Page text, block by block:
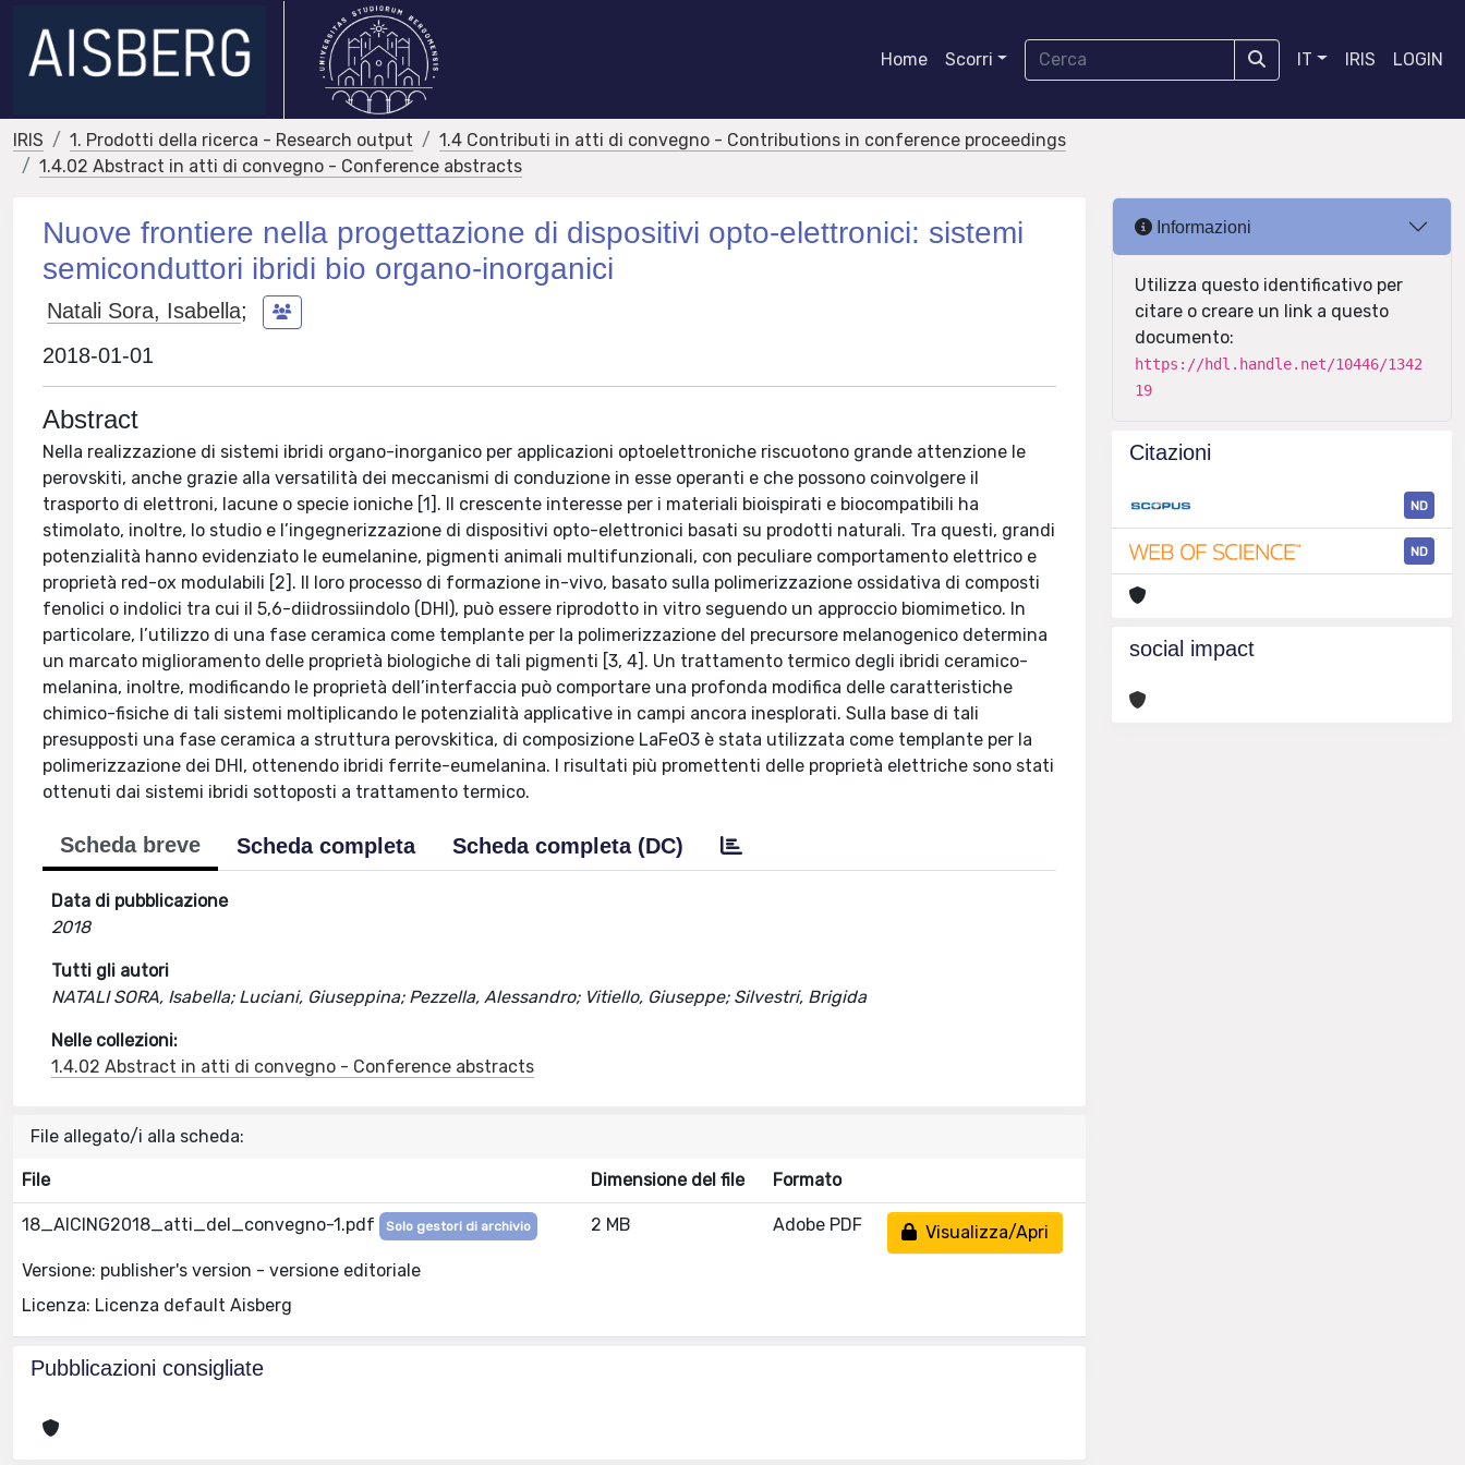
Home Scorri IT IRIS LOGIN
IRIS 1. Prodotti della ricerca - Research output
1.4 Contributi in atti di convegno - Contributions in conference proceedings
1.4.02 Abstract in atti di convegno - Conference abstracts
Nuove frontiere nella progettazione di dispositivi opto-elettronici: sistemi
semiconduttori ibridi bio organo-inorganici
Natali Sora, Isabella;
2018-01-01
Abstract
Nella realizzazione di sistemi ibridi organo-inorganico per applicazioni optoelettroniche riscuotono grande attenzione le
perovskiti, anche grazie alla versatilità dei meccanismi di conduzione in esse operanti e che possono coinvolgere il
trasporto di elettroni, lacune o specie ioniche [1]. Il crescente interesse per i materiali bioispirati e biocompatibili ha
stimolato, inoltre, lo studio e l’ingegnerizzazione di dispositivi opto-elettronici basati su prodotti naturali. Tra questi, grandi
potenzialità hanno evidenziato le eumelanine, pigmenti animali multifunzionali, con peculiare comportamento elettrico e
proprietà red-ox modulabili [2]. Il loro processo di formazione in-vivo, basato sulla polimerizzazione ossidativa di composti
fenolici o indolici tra cui il 5,6-diidrossiindolo (DHI), può essere riprodotto in vitro seguendo un approccio biomimetico. In
particolare, l’utilizzo di una fase ceramica come templante per la polimerizzazione del precursore melanogenico determina
un marcato miglioramento delle proprietà biologiche di tali pigmenti [3, 4]. Un trattamento termico degli ibridi ceramico-
melanina, inoltre, modificando le proprietà dell’interfaccia può comportare una profonda modifica delle caratteristiche
chimico-fisiche di tali sistemi moltiplicando le potenzialità applicative in campi ancora inesplorati. Sulla base di tali
presupposti una fase ceramica a struttura perovskitica, di composizione LaFeO3 è stata utilizzata come templante per la
polimerizzazione dei DHI, ottenendo ibridi ferrite-eumelanina. I risultati più promettenti delle proprietà elettriche sono stati
ottenuti dai sistemi ibridi sottoposti a trattamento termico.
Scheda breve Scheda completa Scheda completa (DC)
Data di pubblicazione
2018
Tutti gli autori
NATALI SORA, Isabella; Luciani, Giuseppina; Pezzella, Alessandro; Vitiello, Giuseppe; Silvestri, Brigida
Nelle collezioni:
1.4.02 Abstract in atti di convegno - Conference abstracts
File allegato/i alla scheda:
File Dimensione del file Formato
18_AICING2018_atti_del_convegno-1.pdf Solo gestori di archivio
Versione: publisher's version - versione editoriale
Licenza: Licenza default Aisberg
2 MB Adobe PDF Visualizza/Apri
Pubblicazioni consigliate
Informazioni
Utilizza questo identificativo per
citare o creare un link a questo
documento:
https://hdl.handle.net/10446/1342
19
Citazioni
ND
ND
social impact